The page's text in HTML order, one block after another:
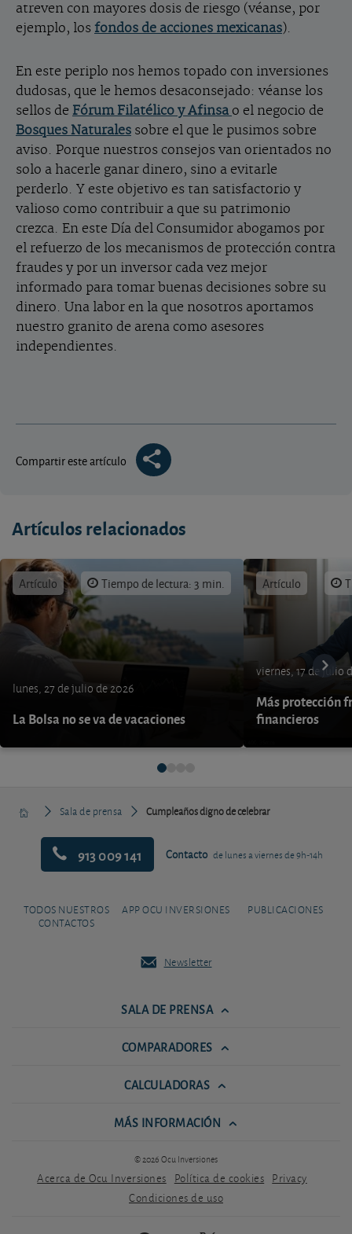
atreven con mayores dosis de riesgo (véanse, por
ejemplo, los fondos de acciones mexicanas).
En este periplo nos hemos topado con inversiones
dudosas, que le hemos desaconsejado: véanse los
sellos de Fórum Filatélico y Afinsa o el negocio de
Bosques Naturales sobre el que le pusimos sobre
aviso. Porque nuestros consejos van orientados no
solo a hacerle ganar dinero, sino a evitarle
perderlo. Y este objetivo es tan satisfactorio y
valioso como contribuir a que su patrimonio
crezca. En este Día del Consumidor abogamos por
el refuerzo de los mecanismos de protección contra
fraudes y por un inversor cada vez mejor
informado para tomar buenas decisiones sobre su
dinero. Una labor en la que nosotros aportamos
nuestro granito de arena como asesores
independientes.
Compartir este artículo
Artículos relacionados
Artículo Tiempo de lectura: 3 min.
lunes, 27 de julio de 2026
La Bolsa no se va de vacaciones
Artículo
viernes, 17 de julio
Más protección
financieros
Sala de prensa Cumpleaños digno de celebrar
913 009 141 Contacto de lunes a viernes de 9h-14h
TODOS NUESTROS
CONTACTOS
APP OCU INVERSIONES PUBLICACIONES
Newsletter
SALA DE PRENSA
COMPARADORES
CALCULADORAS
MÁS INFORMACIÓN
© 2026 Ocu Inversiones
Acerca de Ocu Inversiones Política de cookies Privacy
Condiciones de uso